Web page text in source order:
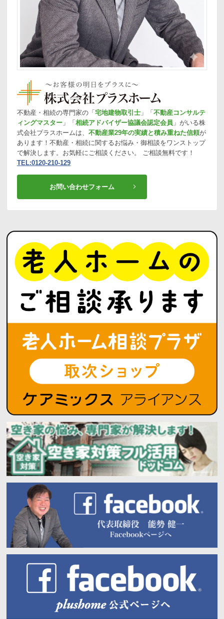
不動産・相続の専門家の「宅地建物取引士 」「不動産コンサルテ
ィングマスター 」「相続アドバイザー協議会認定会員 」がいる株
式会社プラスホームは、 不動産業29年の実績と積み重ねた信頼が
あります！不動産・相続に関するお悩み・御相談をワンストップ
で解決します。お気軽にご相談ください。 ご相談無料です！
TEL:0120-210-129
お問い合わせフォーム